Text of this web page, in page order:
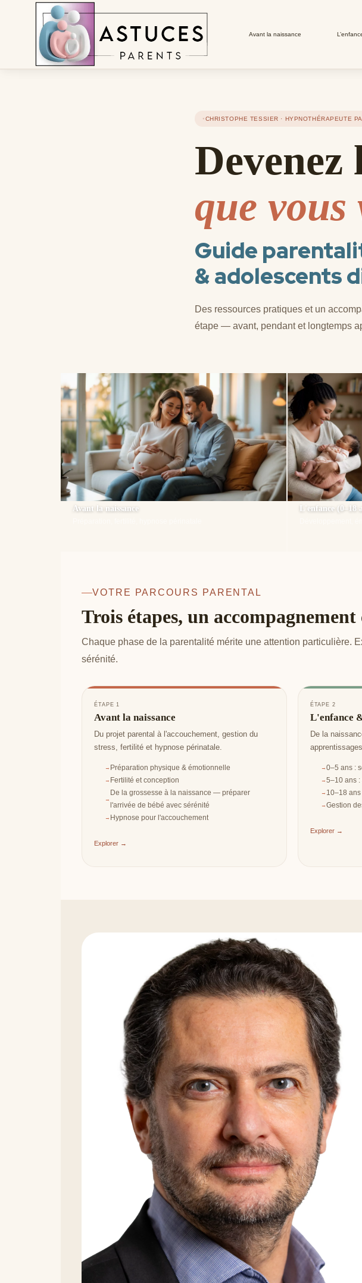
Avant la naissance
CHRISTOPHE TESSIER · HYPNOTHÉRAPEUTE
Devenez
que vous
Guide
& adolescents
Des ressources pratiques et un
étape — avant, pendant et longtemps
Avant la naissance L'enfance (0–18
VOTRE PARCOURS PARENTAL
Trois étapes, un
Chaque phase de la parentalité mérite une attention particulière.
sérénité.
ÉTAPE 1
Avant la naissance
Du projet parental à l'accouchement, gestion du
stress, fertilité et hypnose périnatale.
Préparation physique & émotionnelle
Fertilité et conception
De la grossesse à la naissance — préparer
l'arrivée de bébé avec sérénité
Hypnose pour l'accouchement
Explorer →
ÉTAPE 2
L'enfance
De la
0–5 ans :
5–10 ans
10–18
Gestion
Explorer →